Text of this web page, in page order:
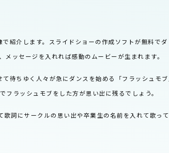
紹介します。スライドショーの作成ソフトが無料で
ッセージを入れれば感動のムービーが生まれます。
待ちゆく人々が急にダンスを始める「フラッシュモ
ラッシュモブをした方が思い出に残るでしょう。
詞にサークルの思い出や卒業生の名前を入れて歌っ